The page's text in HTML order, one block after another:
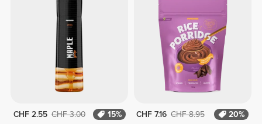
CHF 2.55 CHF 3.00
15%
CHF 7.16 CHF 8.95
20%